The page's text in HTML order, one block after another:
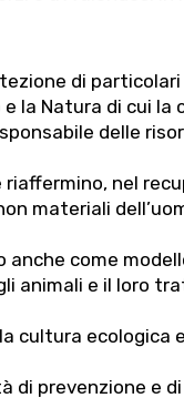
di
la Natura di cui
delle
nel
materiali
come
animali e il loro
cultura
prevenzione e